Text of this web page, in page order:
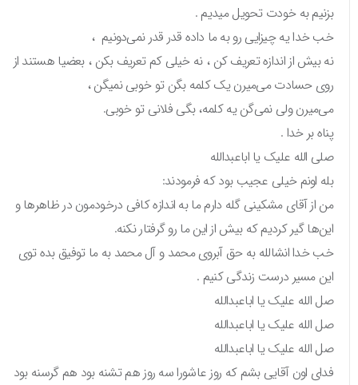
بزنیم به خودت تحویل میدیم .
خب خدا یه چیزایی رو به ما داده قدر قدر نمی‌دونیم ،
نه بیش از اندازه تعریف کن ، نه خیلی کم تعریف بکن ، بعضیا هستند از
روی حسادت می‌میرن یک کلمه بگن تو خوبی نمیگن ،
می‌میرن ولی نمی‌گن یه کلمه، بگی فلانی تو خوبی.
پناه بر خدا .
صلی الله علیک یا اباعبدالله
بله اونم خیلی عجیب بود که فرمودند:
من از آقای مشکینی گله دارم ما به اندازه کافی درخودمون در ظاهرها و
این‌ها گیر کردیم که بیش از این ما رو گرفتار نکنه.
خب خدا انشالله به حق آبروی محمد و آل محمد به ما توفیق بده توی
این مسیر درست زندگی کنیم .
صل الله علیک یا اباعبدالله
صل الله علیک یا اباعبدالله
صل الله علیک یا اباعبدالله
فدای اون آقایی بشم که روز عاشورا سه روز هم تشنه بود هم گرسنه بود